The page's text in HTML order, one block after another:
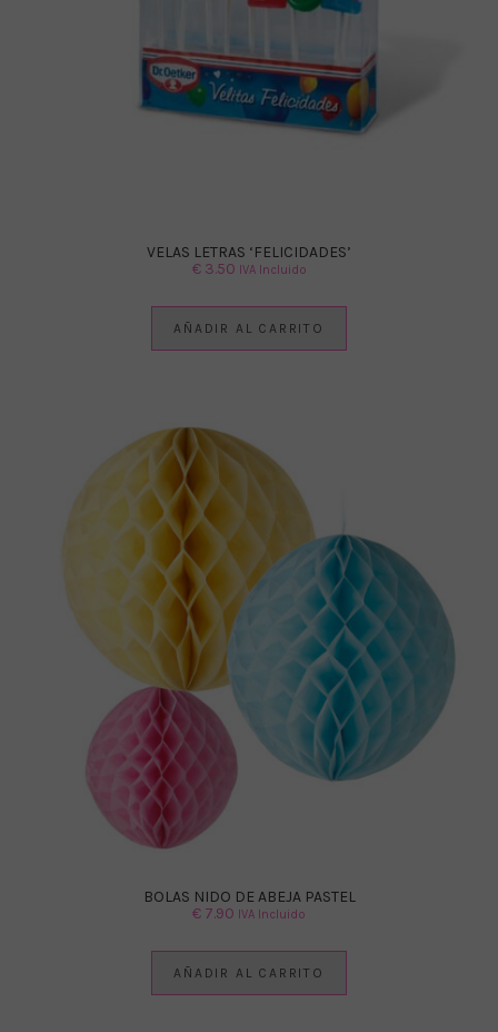
VELAS LETRAS ‘FELICIDADES’
€3.50 IVA Incluido
AÑADIR AL CARRITO
BOLAS NIDO DE ABEJA PASTEL
€ 7.90 IVA Incluido
AÑADIR AL CARRITO